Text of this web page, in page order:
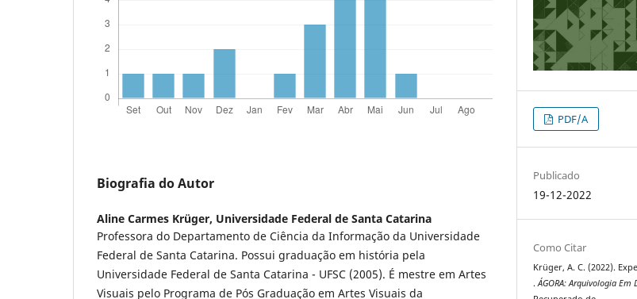
Biografia do Autor
Aline Carmes Krüger, Universidade Federal de Santa Catarina
Professora do Departamento de Ciência da Informação da Universidade
Federal de Santa Catarina. Possui graduação em história pela
Universidade Federal de Santa Catarina - UFSC (2005). É mestre em Artes
Visuais pelo Programa de Pós Graduação em Artes Visuais da
PDF/A
Publicado
19-12-2022
Como Citar
Krüger, A. C. (2022).
.ÁGORA: Arquivologia Em